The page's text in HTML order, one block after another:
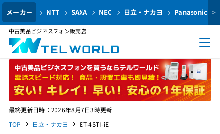
メーカー NTT SAXA NEC 日立・ナカヨ Panasonic >
中古美品ビジネスフォン販売店
最終更新日時：2026年8月7日3時更新
TOP
日立・ナカヨ ET-4STI-iE